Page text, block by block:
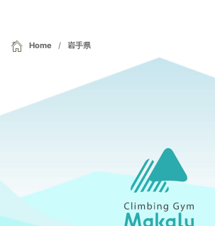
Home 岩手県